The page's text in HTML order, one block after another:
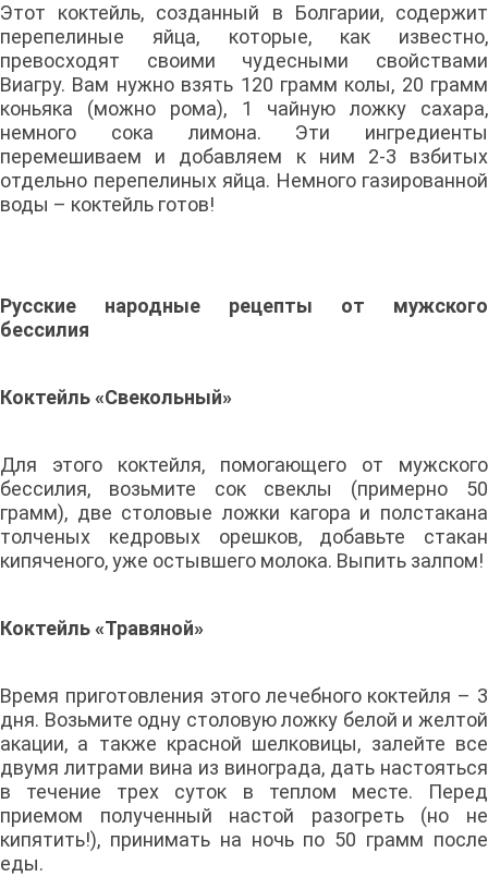
Этот коктейль, созданный в Болгарии, содержит
перепелиные яйца, которые, как известно,
превосходят своими чудесными свойствами
Виагру. Вам нужно взять 120 грамм колы, 20 грамм
коньяка (можно рома), 1 чайную ложку сахара,
немного сока лимона. Эти ингредиенты
перемешиваем и добавляем к ним 2-3 взбитых
отдельно перепелиных яйца. Немного газированной
воды – коктейль готов!
Русские народные рецепты от мужского
бессилия
Коктейль «Свекольный»
Для этого коктейля, помогающего от мужского
бессилия, возьмите сок свеклы (примерно 50
грамм), две столовые ложки кагора и полстакана
толченых кедровых орешков, добавьте стакан
кипяченого, уже остывшего молока. Выпить залпом!
Коктейль «Травяной»
Время приготовления этого лечебного коктейля – 3
дня. Возьмите одну столовую ложку белой и желтой
акации, а также красной шелковицы, залейте все
двумя литрами вина из винограда, дать настояться
в течение трех суток в теплом месте. Перед
приемом полученный настой разогреть (но не
кипятить!), принимать на ночь по 50 грамм после
еды.